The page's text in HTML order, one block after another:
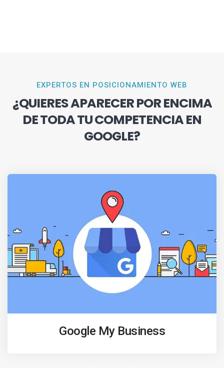
EXPERTOS EN POSICIONAMIENTO WEB
¿QUIERES APARECER POR ENCIMA
DE TODA TU COMPETENCIA EN
GOOGLE?
Google My Business